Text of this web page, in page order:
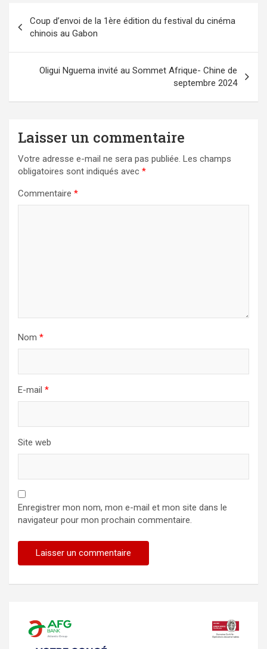
de
l’article
Coup d’envoi de la 1ère édition du festival du cinéma
chinois au Gabon
Oligui Nguema invité au Sommet Afrique- Chine de
septembre 2024
Laisser un commentaire
Votre adresse e-mail ne sera pas publiée. Les champs
obligatoires sont indiqués avec *
Commentaire *
Nom *
E-mail *
Site web
Enregistrer mon nom, mon e-mail et mon site dans le
navigateur pour mon prochain commentaire.